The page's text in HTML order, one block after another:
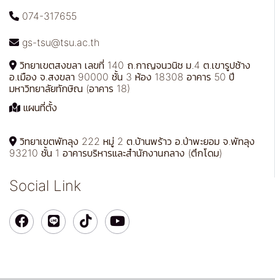
074-317655
gs-tsu@tsu.ac.th
วิทยาเขตสงขลา เลขที่ 140 ถ.กาญจนวนิช ม.4 ต.เขารูปช้าง
อ.เมือง จ.สงขลา 90000 ชั้น 3 ห้อง 18308 อาคาร 50 ปี
มหาวิทยาลัยทักษิณ (อาคาร 18)
แผนที่ตั้ง
วิทยาเขตพัทลุง 222 หมู่ 2 ต.บ้านพร้าว อ.ป่าพะยอม จ.พัทลุง
93210 ชั้น 1 อาคารบริหารและสำนักงานกลาง (ตึกโดม)
Social Link